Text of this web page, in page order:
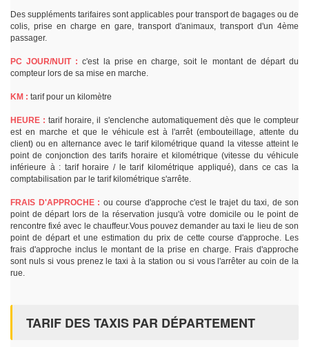
Des suppléments tarifaires sont applicables pour transport de bagages ou de
colis, prise en charge en gare, transport d'animaux, transport d'un 4ème
passager.
PC JOUR/NUIT : c'est la prise en charge, soit le montant de départ du
compteur lors de sa mise en marche.
KM : tarif pour un kilomètre
HEURE : tarif horaire, il s'enclenche automatiquement dès que le compteur
est en marche et que le véhicule est à l'arrêt (embouteillage, attente du
client) ou en alternance avec le tarif kilométrique quand la vitesse atteint le
point de conjonction des tarifs horaire et kilométrique (vitesse du véhicule
inférieure à : tarif horaire / le tarif kilométrique appliqué), dans ce cas la
comptabilisation par le tarif kilométrique s'arrête.
FRAIS D'APPROCHE : ou course d'approche c'est le trajet du taxi, de son
point de départ lors de la réservation jusqu'à votre domicile ou le point de
rencontre fixé avec le chauffeur.Vous pouvez demander au taxi le lieu de son
point de départ et une estimation du prix de cette course d'approche. Les
frais d'approche inclus le montant de la prise en charge. Frais d'approche
sont nuls si vous prenez le taxi à la station ou si vous l'arrêter au coin de la
rue.
TARIF DES TAXIS PAR DÉPARTEMENT